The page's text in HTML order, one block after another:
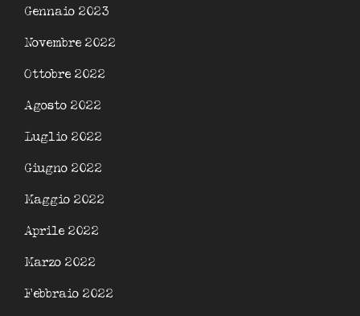
Gennaio 2023
Novembre 2022
Ottobre 2022
Agosto 2022
Luglio 2022
Giugno 2022
Maggio 2022
Aprile 2022
Marzo 2022
Febbraio 2022